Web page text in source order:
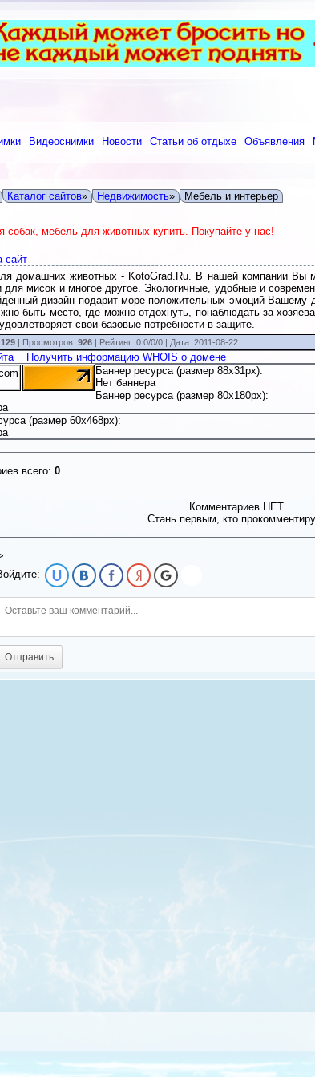
Видеоснимки Новости Статьи об отдыхе Объявления
Каталог сайтов» Недвижимость» Мебель и интерьер
собак, мебель для животных купить. Покупайте у нас!
сайт
домашних животных - KotoGrad.Ru. В нашей компании Вы
для мисок и многое другое. Экологичные, удобные и
дизайн подарит море положительных эмоций
быть место, где можно отдохнуть, понаблюдать за
свои базовые потребности в защите.
129| Просмотров: 926| Рейтинг: 0.0/0/0 | Дата: 2011-08-22
Получить информацию WHOIS о домене
Баннер ресурса (размер 88x31px):
Нет баннера
Баннер ресурса (размер 80x180px):
(размер 60x468px):
всего: 0
Комментариев НЕТ
Стань первым, кто
Отправить